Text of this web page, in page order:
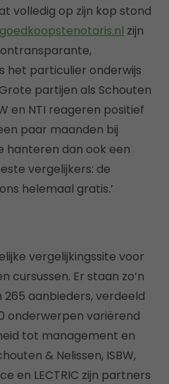
volledig op zijn kop stond
zijn
het particulier onderwijs
partijen als Schouten
en NTI reageren positief
paar maanden bij
hanteren dan ook een
vergelijkers: de
helemaal gratis.’
vergelijkingssite voor
cursussen. Er staan zo’n
aanbieders, verdeeld
onderwerpen variërend
tot management en
& Nelissen, ISBW,
en LECTRIC zijn partners